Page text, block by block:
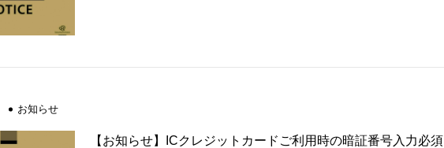
お知らせ
【お知らせ】ICクレジットカードご利用時の暗証番号入力必須